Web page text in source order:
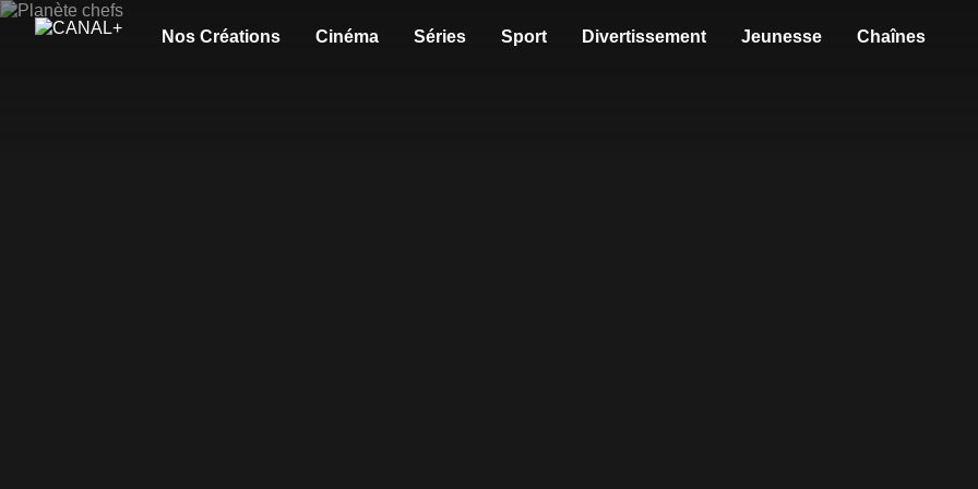
Nos Créations Cinéma Séries Sport Divertissement Jeunesse Chaînes